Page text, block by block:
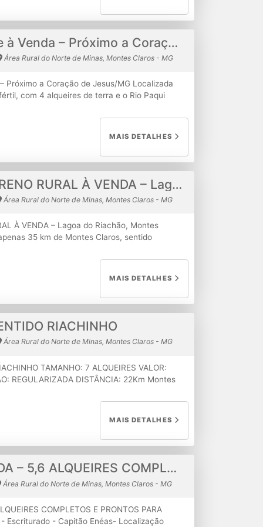
área de serviços >lage e coberto com telha). -
Fazenda Vertente à Venda – Próximo a Coração de Jesus/MG
Área Rural do Norte de Minas, Montes Claros - MG
Próximo a Coração de Jesus/MG Localizada
com 4 alqueires de terra e o Rio Paqui
sala ampla1 cozinha1 banheiro3 cômodos
naturais e
pronta para plantioFrutíferas
encanadaPropriedade próxima ao
contato para mais informações ou agendar
MAIS DETALHES
EXCELENTE TERRENO RURAL À VENDA – Lagoa do Riachão, Montes Claros/MG
Área Rural do Norte de Minas, Montes Claros - MG
À VENDA – Lagoa do Riachão, Montes
35 km de Montes Claros, sentido
água corrente! Terreno totalmente cercado
Investimento com valorização
MAIS DETALHES
RIACHINHO
Área Rural do Norte de Minas, Montes Claros - MG
TAMANHO: 7 ALQUEIRES VALOR:
REGULARIZADA DISTÂNCIA: 22Km Montes
pastagem em 90% da propriedade, tem
MAIS DETALHES
FAZENDA À VENDA – 5,6 ALQUEIRES COMPLETOS E PRONTOS PARA PRODUÇÃO
Área Rural do Norte de Minas, Montes Claros - MG
COMPLETOS E PRONTOS PARA
- Escriturado - Capitão Enéas- Localização